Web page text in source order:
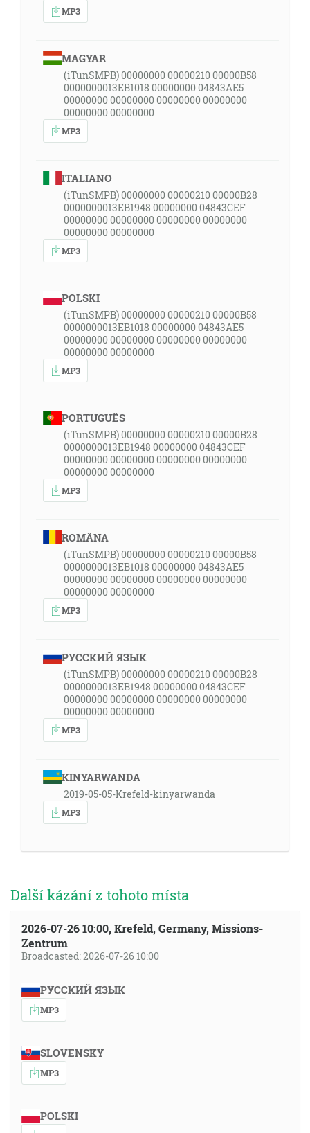
MP3
MAGYAR
(iTunSMPB) 00000000 00000210 00000B58
0000000013EB1018 00000000 04843AE5
00000000 00000000 00000000 00000000
00000000 00000000
MP3
ITALIANO
(iTunSMPB) 00000000 00000210 00000B28
0000000013EB1948 00000000 04843CEF
00000000 00000000 00000000 00000000
00000000 00000000
MP3
POLSKI
(iTunSMPB) 00000000 00000210 00000B58
0000000013EB1018 00000000 04843AE5
00000000 00000000 00000000 00000000
00000000 00000000
MP3
PORTUGUÊS
(iTunSMPB) 00000000 00000210 00000B28
0000000013EB1948 00000000 04843CEF
00000000 00000000 00000000 00000000
00000000 00000000
MP3
ROMÂNA
(iTunSMPB) 00000000 00000210 00000B58
0000000013EB1018 00000000 04843AE5
00000000 00000000 00000000 00000000
00000000 00000000
MP3
РУССКИЙ ЯЗЫК
(iTunSMPB) 00000000 00000210 00000B28
0000000013EB1948 00000000 04843CEF
00000000 00000000 00000000 00000000
00000000 00000000
MP3
KINYARWANDA
2019-05-05-Krefeld-kinyarwanda
MP3
Další kázání z tohoto místa
2026-07-26 10:00, Krefeld, Germany, Missions-
Zentrum
Broadcasted: 2026-07-26 10:00
РУССКИЙ ЯЗЫК
MP3
SLOVENSKY
MP3
POLSKI